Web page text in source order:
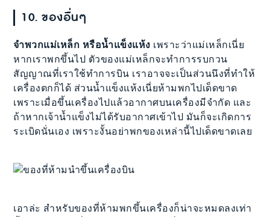
10. ของอื่นๆ
จำพวกแม่เหล็ก หรือน้ำแข็งแห้ง เพราะว่าแม่เหล็กเนี่ย
หากเราพกขึ้นไป ตัวของแม่เหล็กจะทำการรบกวน
สัญญาณที่เราใช้ทำการบิน เราอาจจะเป็นส่วนนึงที่ทำให้
เครื่องตกก็ได้ ส่วนน้ำแข็งแห้งเนี่ยห้ามพกไปเด็ดขาด
เพราะเมื่อขึ้นเครื่องไปแล้วอากาศบนเครื่องมีจำกัด และ
ถ้าหากเจ้าน้ำแข็งไม่ได้รับอากาศเข้าไป มันก็จะเกิดการ
ระเบิดนั่นเอง เพราะงั้นอย่าพกของเหล่านี้ไปเด็ดขาดเลย
เอาล่ะ สำหรับของที่ห้ามพกขึ้นเครื่องก็น่าจะหมดลงเท่า